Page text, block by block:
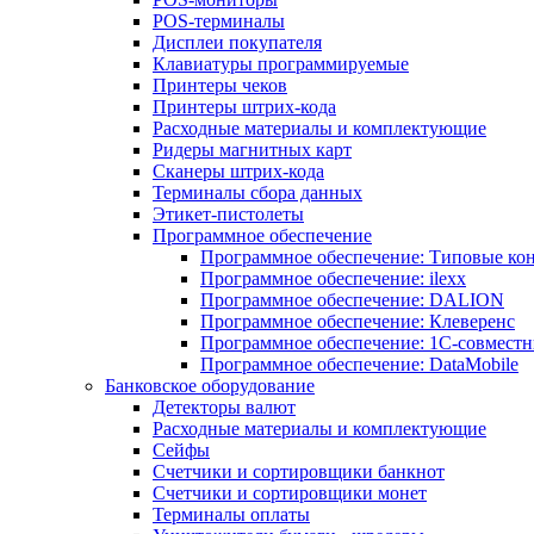
POS-терминалы
Дисплеи покупателя
Клавиатуры программируемые
Принтеры чеков
Принтеры штрих-кода
Расходные материалы и комплектующие
Ридеры магнитных карт
Сканеры штрих-кода
Терминалы сбора данных
Этикет-пистолеты
Программное обеспечение
Программное обеспечение: Типовые
Программное обеспечение: ilexx
Программное обеспечение: DALION
Программное обеспечение: Клеверенс
Программное обеспечение: 1С-
Программное обеспечение: DataMobile
Банковское оборудование
Детекторы валют
Расходные материалы и комплектующие
Сейфы
Счетчики и сортировщики банкнот
Счетчики и сортировщики монет
Терминалы оплаты